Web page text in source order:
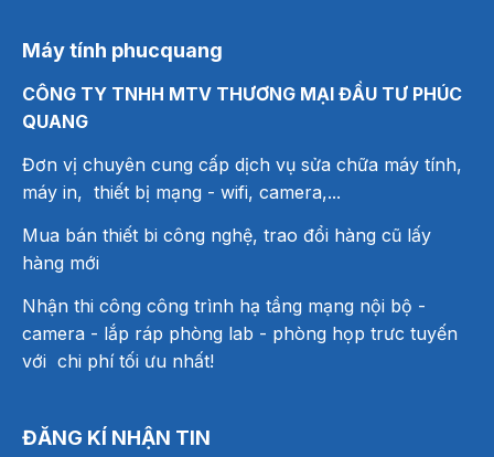
Máy tính phucquang
CÔNG TY TNHH MTV THƯƠNG MẠI ĐẦU TƯ PHÚC
QUANG
Đơn vị chuyên cung cấp dịch vụ sửa chữa máy tính,
máy in, thiết bị mạng - wifi, camera,...
Mua bán thiết bi công nghệ, trao đổi hàng cũ lấy
hàng mới
Nhận thi công công trình hạ tầng mạng nội bộ -
camera - lắp ráp phòng lab - phòng họp trưc tuyến
với chi phí tối ưu nhất!
ĐĂNG KÍ NHẬN TIN